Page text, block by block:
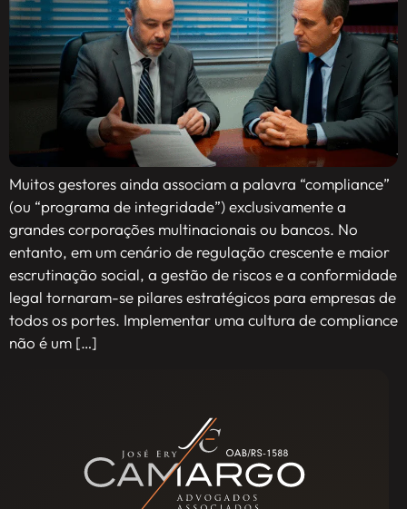
Muitos gestores ainda associam a palavra “compliance”
(ou “programa de integridade”) exclusivamente a
grandes corporações multinacionais ou bancos. No
entanto, em um cenário de regulação crescente e maior
escrutinação social, a gestão de riscos e a conformidade
legal tornaram-se pilares estratégicos para empresas de
todos os portes. Implementar uma cultura de compliance
não é um […]